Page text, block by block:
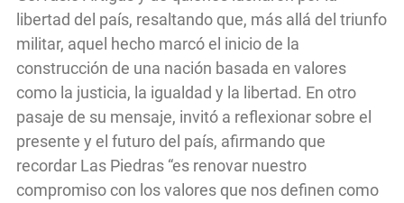
libertad del país, resaltando que, más allá del triunfo
militar, aquel hecho marcó el inicio de la
construcción de una nación basada en valores
como la justicia, la igualdad y la libertad. En otro
pasaje de su mensaje, invitó a reflexionar sobre el
presente y el futuro del país, afirmando que
recordar Las Piedras “es renovar nuestro
compromiso con los valores que nos definen como